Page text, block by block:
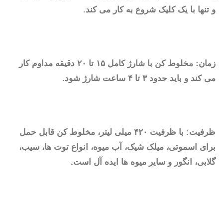
و تنها با یک کلیک شروع به کار می کند.
زمان: مخلوط کن با شارژ کامل ۱۵ تا ۲۰ دقیقه مداوم کار
می کند و باید حدود ۳ تا ۴ ساعت شارژ شود.
ظرفیت: با ظرفیت ۴۲۰ میلی لیتر، مخلوط کن قابل حمل
برای اسموتی، میلک شیک، آب میوه، انواع توت ها، سیب،
گلابی، انگور و سایر میوه ها ایده آل است.